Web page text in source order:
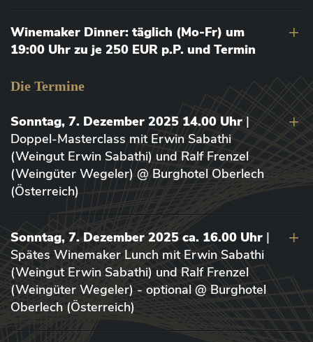
Winemaker Dinner: täglich (Mo-Fr) um
19:00 Uhr zu je 250 EUR p.P. und Termin
Die Termine
Sonntag, 7. Dezember 2025 14.00 Uhr |
Doppel-Masterclass mit Erwin Sabathi
(Weingut Erwin Sabathi) und Ralf Frenzel
(Weingüter Wegeler) @ Burghotel Oberlech
(Österreich)
Sonntag, 7. Dezember 2025 ca. 16.00 Uhr |
Spätes Winemaker Lunch mit Erwin Sabathi
(Weingut Erwin Sabathi) und Ralf Frenzel
(Weingüter Wegeler) - optional @ Burghotel
Oberlech (Österreich)